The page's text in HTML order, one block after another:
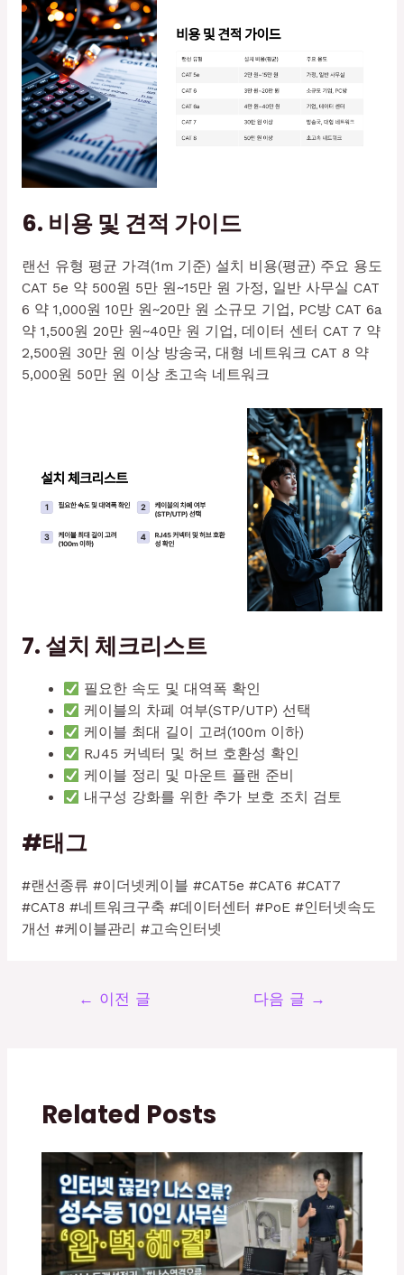
6. 비용 및 견적 가이드
랜선 유형 평균 가격(1m 기준) 설치 비용(평균) 주요 용도
CAT 5e 약 500원 5만 원~15만 원 가정, 일반 사무실 CAT
6 약 1,000원 10만 원~20만 원 소규모 기업, PC방 CAT 6a
약 1,500원 20만 원~40만 원 기업, 데이터 센터 CAT 7 약
2,500원 30만 원 이상 방송국, 대형 네트워크 CAT 8 약
5,000원 50만 원 이상 초고속 네트워크
7. 설치 체크리스트
필요한 속도 및 대역폭 확인
케이블의 차폐 여부(STP/UTP) 선택
케이블 최대 길이 고려(100m 이하)
RJ45 커넥터 및 허브 호환성 확인
케이블 정리 및 마운트 플랜 준비
내구성 강화를 위한 추가 보호 조치 검토
#태그
#랜선종류 #이더넷케이블 #CAT5e #CAT6 #CAT7
#CAT8 #네트워크구축 #데이터센터 #PoE #인터넷속도
개선 #케이블관리 #고속인터넷
← 이전 글 다음 글 →
Related Posts